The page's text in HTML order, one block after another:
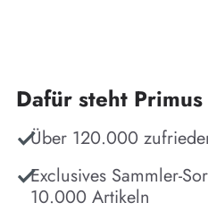
Dafür steht Primus
Über 120.000
Exclusives Sammler-
10.000 Artikeln